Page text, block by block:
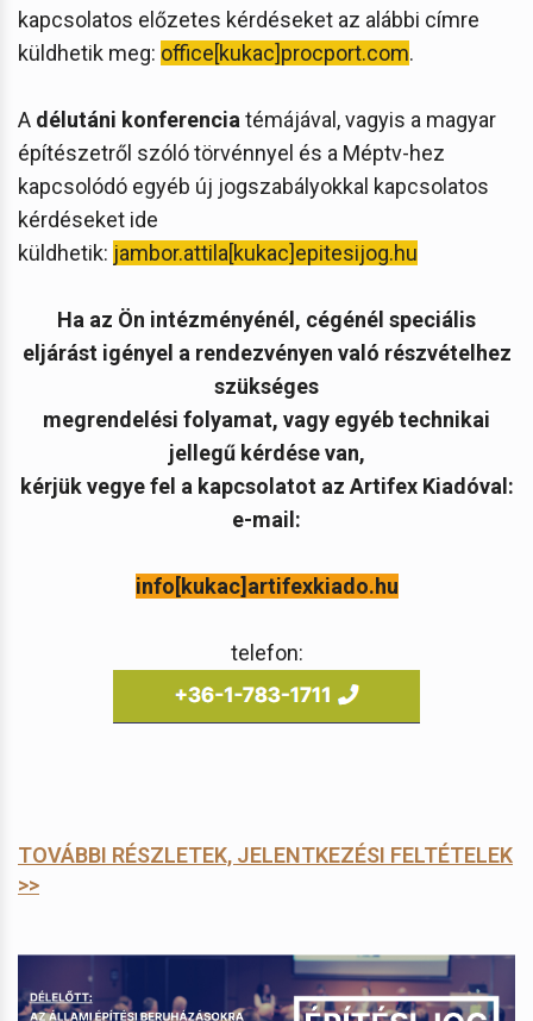
kapcsolatos előzetes kérdéseket az alábbi címre
küldhetik meg: office[kukac]procport.com.
A délutáni konferencia témájával, vagyis a magyar
építészetről szóló törvénnyel és a Méptv-hez
kapcsolódó egyéb új jogszabályokkal kapcsolatos
kérdéseket ide
küldhetik: jambor.attila[kukac]epitesijog.hu
Ha az Ön intézményénél, cégénél speciális
eljárást igényel a rendezvényen való részvételhez
szükséges
megrendelési folyamat, vagy egyéb technikai
jellegű kérdése van,
kérjük vegye fel a kapcsolatot az Artifex Kiadóval:
e-mail:
info[kukac]artifexkiado.hu
telefon:
TOVÁBBI RÉSZLETEK, JELENTKEZÉSI FELTÉTELEK
>>